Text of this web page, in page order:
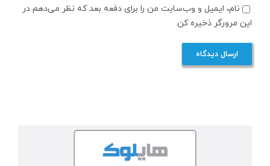
نام، ایمیل و وب‌سایت من را برای دفعه بعد که نظر می‌دهم در
این مرورگر ذخیره کن.